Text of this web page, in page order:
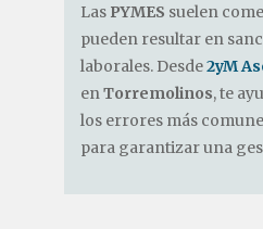
Las PYMES suelen
pueden resultar en
laborales. Desde2yM
enTorremolinos, te
los errores más
para garantizar una